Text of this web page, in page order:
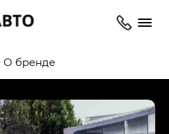
О бренде